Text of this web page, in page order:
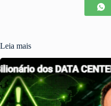
Leia mais